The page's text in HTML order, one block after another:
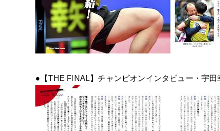
●【THE FINAL】チャンピオンインタビュー・宇田